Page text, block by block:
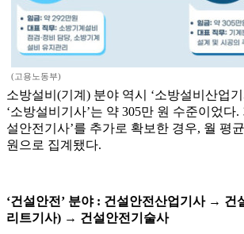
(고용노동부)
소방설비(기계) 분야 역시 ‘소방설비산업
‘소방설비기사’는 약 305만 원 수준이었다.
설안전기사’를 추가로 확보한 경우, 월 평
원으로 집계됐다.
‘건설안전’ 분야 : 건설안전산업기사 → 건
리트기사) → 건설안전기술사